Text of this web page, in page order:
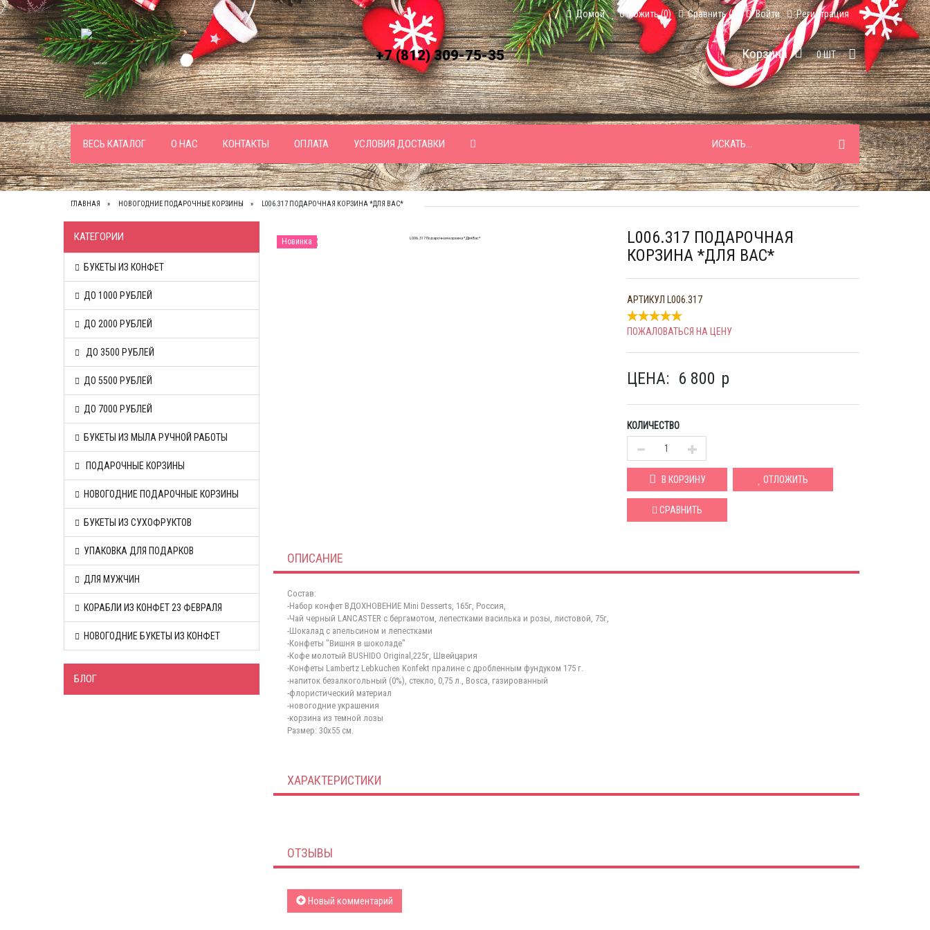
Домой Отложить (0) Сравнить (0 Войти Регистрация
+7 (812) 309-75-35 Корзина 0ШТ.
ВЕСЬ КАТАЛОГ О НАС КОНТАКТЫ ОПЛАТА УСЛОВИЯ ДОСТАВКИ
ГЛАВНАЯ НОВОГОДНИЕ ПОДАРОЧНЫЕ КОРЗИНЫ L006.317 ПОДАРОЧНАЯ КОРЗИНА *ДЛЯ ВАС*
КАТЕГОРИИ
БУКЕТЫ ИЗ КОНФЕТ
ДО 1000 РУБЛЕЙ
ДО 2000 РУБЛЕЙ
ДО 3500 РУБЛЕЙ
ДО 5500 РУБЛЕЙ
ДО 7000 РУБЛЕЙ
БУКЕТЫ ИЗ МЫЛА РУЧНОЙ РАБОТЫ
ПОДАРОЧНЫЕ КОРЗИНЫ
НОВОГОДНИЕ ПОДАРОЧНЫЕ КОРЗИНЫ
БУКЕТЫ ИЗ СУХОФРУКТОВ
УПАКОВКА ДЛЯ ПОДАРКОВ
ДЛЯ МУЖЧИН
КОРАБЛИ ИЗ КОНФЕТ 23 ФЕВРАЛЯ
НОВОГОДНИЕ БУКЕТЫ ИЗ КОНФЕТ
БЛОГ
Новинка
L006.317 ПОДАРОЧНАЯ
КОРЗИНА *ДЛЯ ВАС*
АРТИКУЛ L006.317
ПОЖАЛОВАТЬСЯ НА ЦЕНУ
ЦЕНА: 6 800 p
КОЛИЧЕСТВО
В КОРЗИНУ ОТЛОЖИТЬ
СРАВНИТЬ
ОПИСАНИЕ
Состав:
-Набор конфет ВДОХНОВЕНИЕ Mini Desserts, 165г, Россия,
-Чай черный LANCASTER с бергамотом, лепестками василька и розы, листовой, 75г,
-Шокалад с апельсином и лепестками
-Конфеты "Вишня в шоколаде"
-Кофе молотый BUSHIDO Original,225г, Швейцария
-Конфеты Lambertz Lebkuchen Konfekt пралине с дробленным фундуком 175 г.
-напиток безалкогольный (0%), стекло, 0,75 л., Bosca, газированный
-флористический материал
-новогодние украшения
-корзина из темной лозы
Размер: 30х55 см.
ХАРАКТЕРИСТИКИ
ОТЗЫВЫ
Новый комментарий